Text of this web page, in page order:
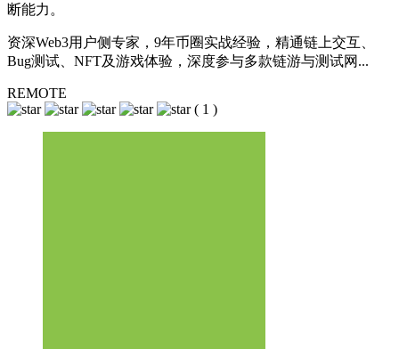
断能力。
资深Web3用户侧专家，9年币圈实战经验，精通链上交互、
Bug测试、NFT及游戏体验，深度参与多款链游与测试网...
REMOTE
( 1 )